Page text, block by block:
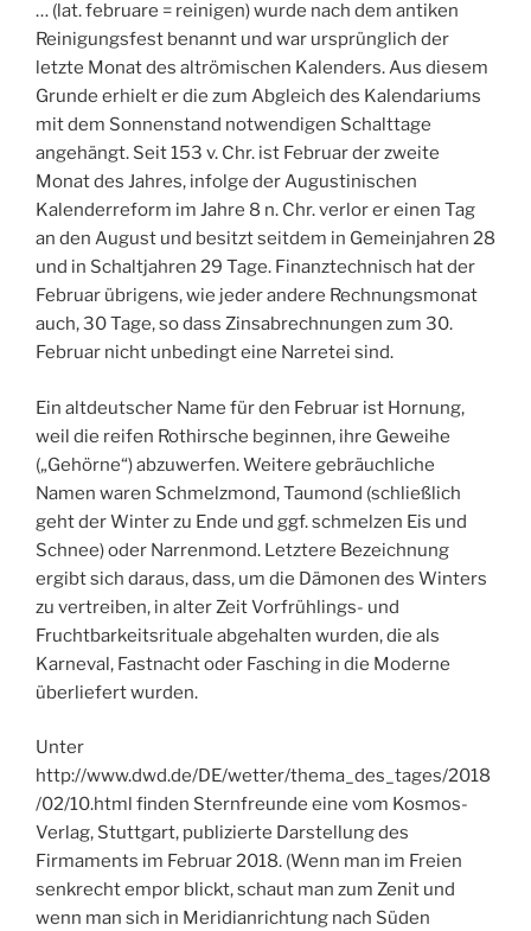
… (lat. februare = reinigen) wurde nach dem antiken
Reinigungsfest benannt und war ursprünglich der
letzte Monat des altrömischen Kalenders. Aus diesem
Grunde erhielt er die zum Abgleich des Kalendariums
mit dem Sonnenstand notwendigen Schalttage
angehängt. Seit 153 v. Chr. ist Februar der zweite
Monat des Jahres, infolge der Augustinischen
Kalenderreform im Jahre 8 n. Chr. verlor er einen Tag
an den August und besitzt seitdem in Gemeinjahren 28
und in Schaltjahren 29 Tage. Finanztechnisch hat der
Februar übrigens, wie jeder andere Rechnungsmonat
auch, 30 Tage, so dass Zinsabrechnungen zum 30.
Februar nicht unbedingt eine Narretei sind.
Ein altdeutscher Name für den Februar ist Hornung,
weil die reifen Rothirsche beginnen, ihre Geweihe
(„Gehörne“) abzuwerfen. Weitere gebräuchliche
Namen waren Schmelzmond, Taumond (schließlich
geht der Winter zu Ende und ggf. schmelzen Eis und
Schnee) oder Narrenmond. Letztere Bezeichnung
ergibt sich daraus, dass, um die Dämonen des Winters
zu vertreiben, in alter Zeit Vorfrühlings- und
Fruchtbarkeitsrituale abgehalten wurden, die als
Karneval, Fastnacht oder Fasching in die Moderne
überliefert wurden.
Unter
http://www.dwd.de/DE/wetter/thema_des_tages/2018
/02/10.html finden Sternfreunde eine vom Kosmos-
Verlag, Stuttgart, publizierte Darstellung des
Firmaments im Februar 2018. (Wenn man im Freien
senkrecht empor blickt, schaut man zum Zenit und
wenn man sich in Meridianrichtung nach Süden